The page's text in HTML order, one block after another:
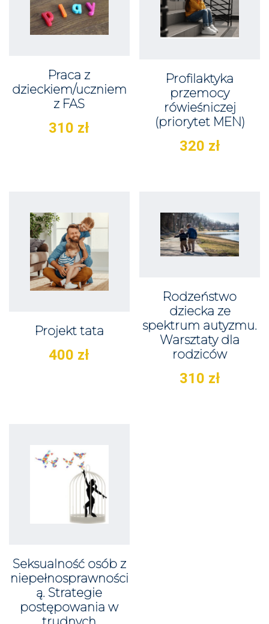
Praca z
dzieckiem/uczniem
z FAS
310 zł
Profilaktyka
przemocy
rówieśniczej
(priorytet MEN)
320 zł
Projekt tata
400 zł
Rodzeństwo
dziecka ze
spektrum autyzmu.
Warsztaty dla
rodziców
310 zł
Seksualność osób z
niepełnosprawności
ą. Strategie
postępowania w